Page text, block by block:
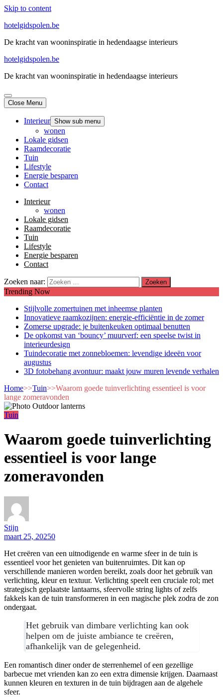
Skip to content
hotelgidspolen.be
De kracht van wooninspiratie in hedendaagse interieurs
hotelgidspolen.be
De kracht van wooninspiratie in hedendaagse interieurs
Close Menu
Interieur Show sub menu
wonen
Lokale gidsen
Raamdecoratie
Tuin
Lifestyle
Energie besparen
Contact
Interieur
wonen
Lokale gidsen
Raamdecoratie
Tuin
Lifestyle
Energie besparen
Contact
Zoeken naar:
Trending Now
Stijlvolle zomertuinen met inheemse planten
Innovatieve raamkozijnen: energie-efficiëntie in de zomer
Zomerse upgrade: je buitenkeuken optimaal benutten
De opkomst van ‘bouncy’ muurverf: een speelse twist in
interieurdesign
Tuindecoratie met zonnebloemen: levendige ideeën voor
augustus
3D fotobehang avontuur: maakt jouw muren levende verhalen
Home>>Tuin>>Waarom goede tuinverlichting essentieel is voor
lange zomeravonden
Tuin
Waarom goede tuinverlichting
essentieel is voor lange
zomeravonden
Stijn
maart 25, 20250
Het creëren van een uitnodigende en warme sfeer in de tuin is
essentieel voor het genieten van buitenruimtes. Dit kan op
verschillende manieren worden bereikt, zoals door het gebruik van
verlichting, kleur en textuur. Verlichting speelt een cruciale rol; met
strategisch geplaatste lantaarns, sfeervolle string lights of zelfs
fakkels kan de tuin transformeren in een magische plek zodra de zon
ondergaat.
Het gebruik van dimbare verlichting kan ook
helpen om de juiste ambiance te creëren,
afhankelijk van de gelegenheid.
Een romantisch diner onder de sterrenhemel of een gezellige
barbecue met vrienden kan zo een extra dimensie krijgen. Daarnaast
kunnen kleuren en texturen in de tuin bijdragen aan de algehele
sfeer.